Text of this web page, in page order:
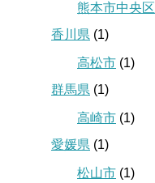
熊本市中央区
香川県 (1)
高松市 (1)
群馬県 (1)
高崎市 (1)
愛媛県 (1)
松山市 (1)